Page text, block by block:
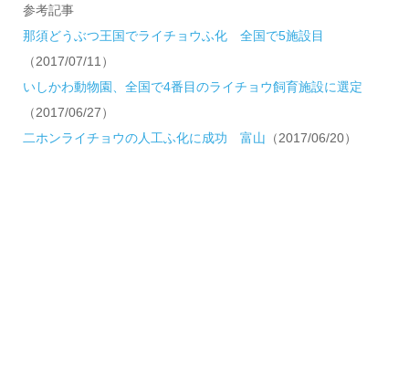
参考記事
那須どうぶつ王国でライチョウふ化 全国で5施設目
（2017/07/11）
いしかわ動物園、全国で4番目のライチョウ飼育施設に選定
（2017/06/27）
二ホンライチョウの人工ふ化に成功 富山 （2017/06/20）